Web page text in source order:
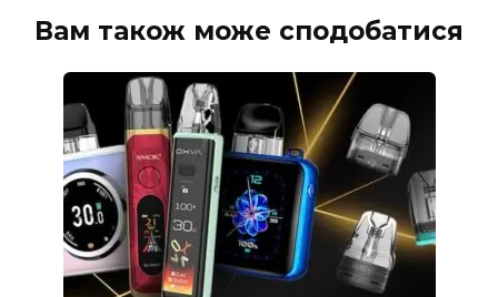
Вам також може сподобатися